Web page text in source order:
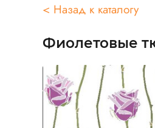
< Назад к каталогу
Фиолетовые